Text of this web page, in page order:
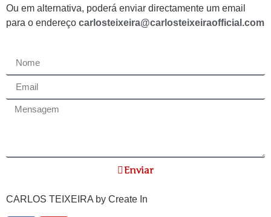
Ou em alternativa, poderá enviar directamente um email
para o endereço carlosteixeira@carlosteixeiraofficial.com
Enviar
CARLOS TEIXEIRA by Create In